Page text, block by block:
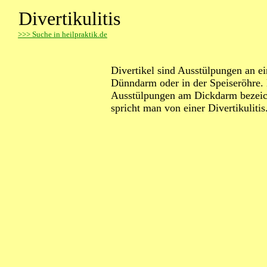
Divertikulitis
>>> Suche in heilpraktik.de
Divertikel sind Ausstülpungen an
Dünndarm oder in der
Ausstülpungen am Dickdarm
spricht man von einer